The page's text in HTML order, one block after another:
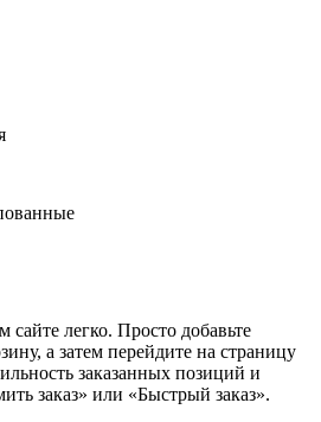
легко. Просто добавьте
а затем перейдите на страницу
заказанных позиций и
заказ» или «Быстрый заказ».